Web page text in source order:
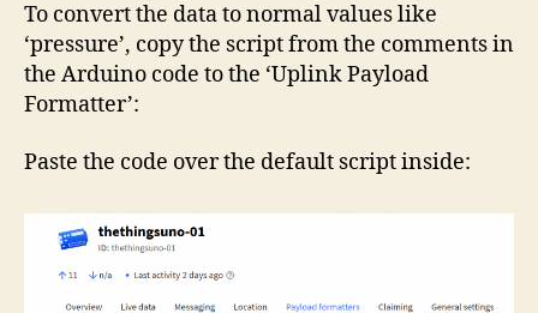
To convert the data to normal values like
‘pressure’, copy the script from the comments in
the Arduino code to the ‘Uplink Payload
Formatter’:
Paste the code over the default script inside: